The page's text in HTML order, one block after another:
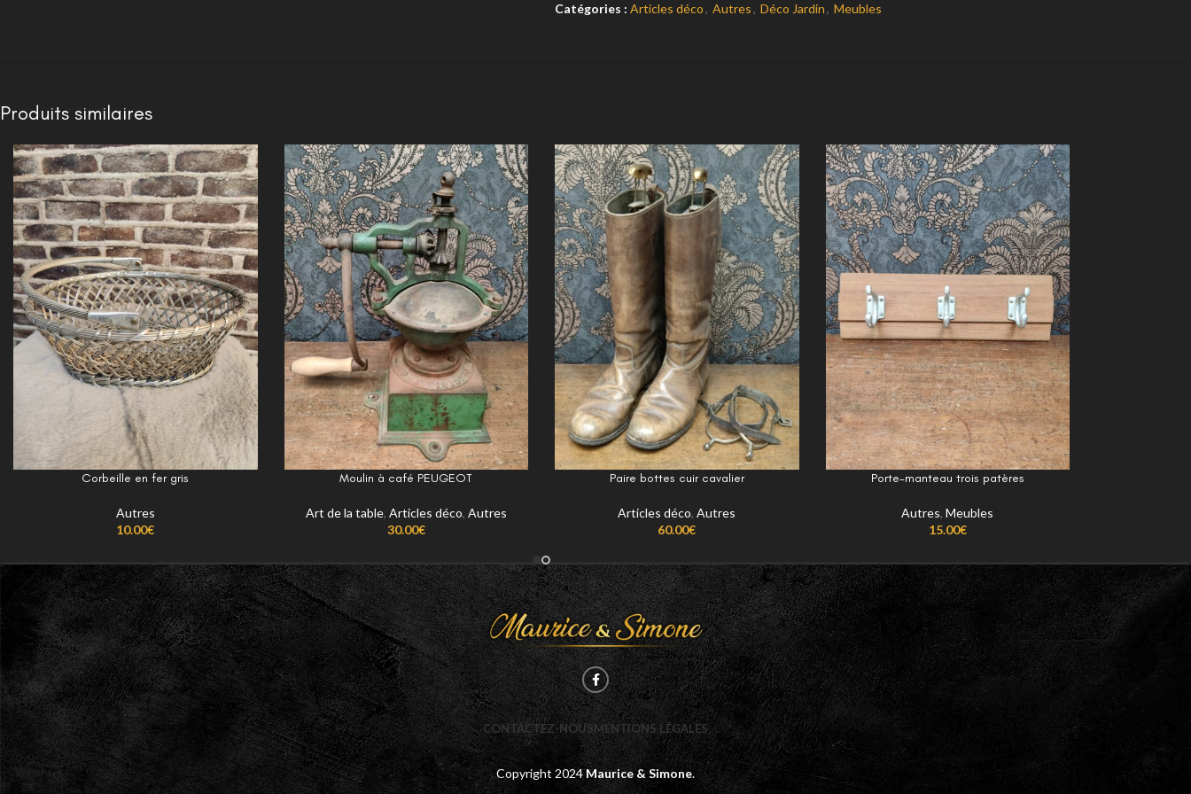
Catégories : Articles déco, Autres, Déco Jardin, Meubles
Produits similaires
Corbeille en fer gris
Autres
10.00€
Moulin à café PEUGEOT
Art de la table, Articles déco, Autres
30.00€
Paire bottes cuir cavalier
Articles déco,Autres
60.00€
Porte-manteau trois patères
Autres,Meubles
15.00€
CONTACTEZ-NOUSMENTIONS LÉGALES
Copyright2024 Maurice & Simone.